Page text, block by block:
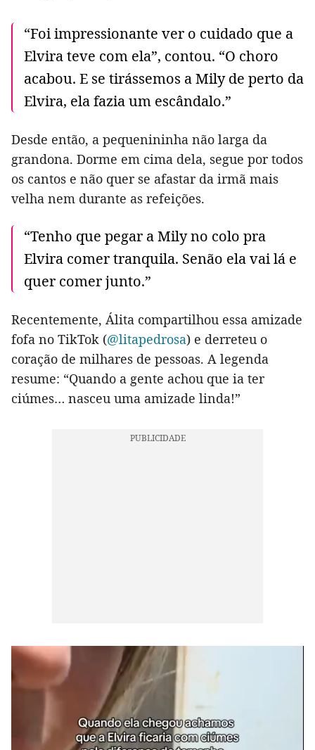
“Foi impressionante ver o cuidado que a
Elvira teve com ela”, contou. “O choro
acabou. E se tirássemos a Mily de perto da
Elvira, ela fazia um escândalo.”
Desde então, a pequenininha não larga da
grandona. Dorme em cima dela, segue por todos
os cantos e não quer se afastar da irmã mais
velha nem durante as refeições.
“Tenho que pegar a Mily no colo pra
Elvira comer tranquila. Senão ela vai lá e
quer comer junto.”
Recentemente, Álita compartilhou essa amizade
fofa no TikTok (@litapedrosa) e derreteu o
coração de milhares de pessoas. A legenda
resume: “Quando a gente achou que ia ter
ciúmes… nasceu uma amizade linda!”